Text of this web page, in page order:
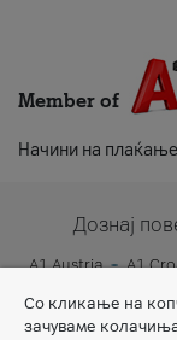
Member of
Начини на плаќање
Дознај
A1 Austria A1
Со кликање на
зачуваме